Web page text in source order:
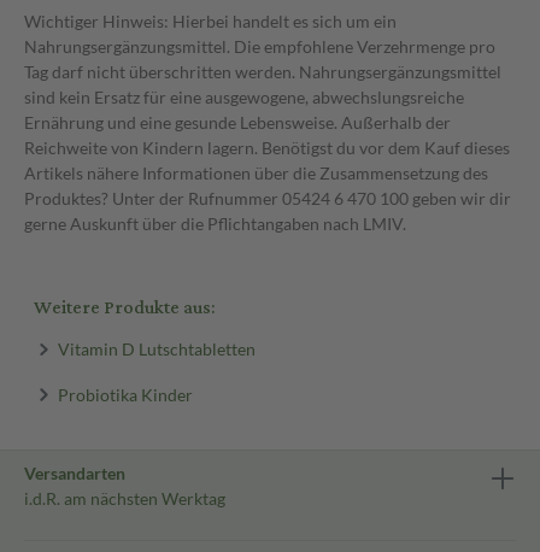
Wichtiger Hinweis: Hierbei handelt es sich um ein
Nahrungsergänzungsmittel. Die empfohlene Verzehrmenge pro
Tag darf nicht überschritten werden. Nahrungsergänzungsmittel
sind kein Ersatz für eine ausgewogene, abwechslungsreiche
Ernährung und eine gesunde Lebensweise. Außerhalb der
Reichweite von Kindern lagern. Benötigst du vor dem Kauf dieses
Artikels nähere Informationen über die Zusammensetzung des
Produktes? Unter der Rufnummer 05424 6 470 100 geben wir dir
gerne Auskunft über die Pflichtangaben nach LMIV.
Weitere Produkte aus:
Vitamin D Lutschtabletten
Probiotika Kinder
Versandarten
i.d.R. am nächsten Werktag